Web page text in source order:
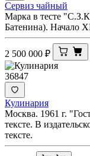
Сервиз чайный
Марка в тесте
Батенина). Начало
2 500 000 ₽
36847
Кулинария
Москва. 1961 г.
тексте. В
тексте.